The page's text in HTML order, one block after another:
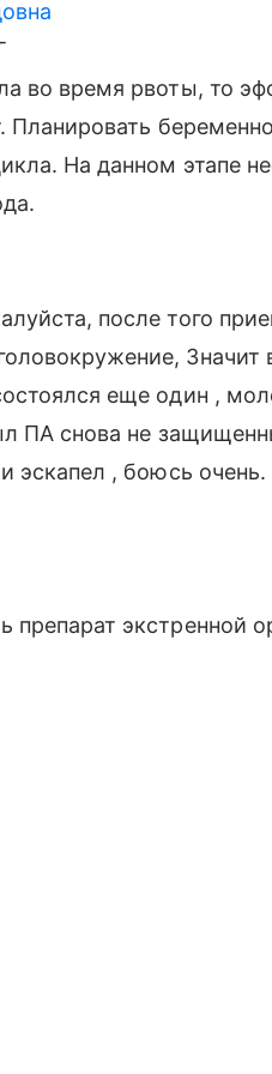
во время рвоты, то
Планировать
На данном этапе
после того
Значит
еще один ,
ПА снова не
эскапел , боюсь
препарат экстренной